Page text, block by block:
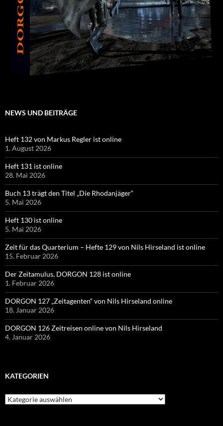
NEWS UND BEITRÄGE
Heft 132 von Markus Regler ist online
1. August 2026
Heft 131 ist online
28. Mai 2026
Buch 13 trägt den Titel „Die Rhodanjäger“
5. Mai 2026
Heft 130 ist online
5. Mai 2026
Zeit für das Quarterium – Hefte 129 von Nils Hirseland ist online
15. Februar 2026
Der Zeitamulus, DORGON 128 ist online
1. Februar 2026
DORGON 127 „Zeitagenten“ von Nils Hirseland online
18. Januar 2026
DORGON 126 Zeitreisen online von Nils Hirseland
4. Januar 2026
KATEGORIEN
Kategorien